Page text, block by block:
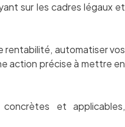
sur les cadres légaux et
rentabilité, automatiser vos
action précise à mettre en
et applicables,